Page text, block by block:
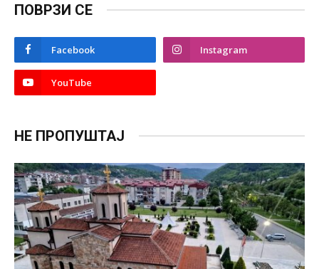
ПОВРЗИ СЕ
Facebook Instagram
YouTube
НЕ ПРОПУШТАЈ